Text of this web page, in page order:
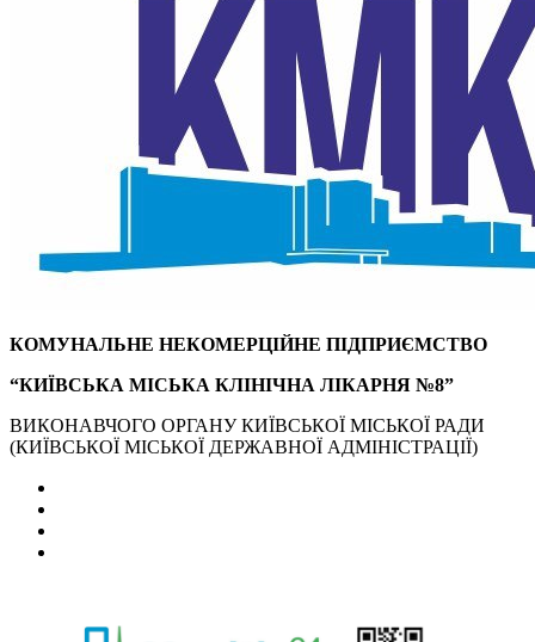
КОМУНАЛЬНЕ НЕКОМЕРЦІЙНЕ ПІДПРИЄМСТВО
“КИЇВСЬКА МІСЬКА КЛІНІЧНА ЛІКАРНЯ №8”
ВИКОНАВЧОГО ОРГАНУ КИЇВСЬКОЇ МІСЬКОЇ РАДИ
(КИЇВСЬКОЇ МІСЬКОЇ ДЕРЖАВНОЇ АДМІНІСТРАЦІЇ)